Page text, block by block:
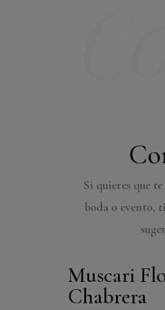
Si quieres que
boda o evento,
Muscari
Chabrera